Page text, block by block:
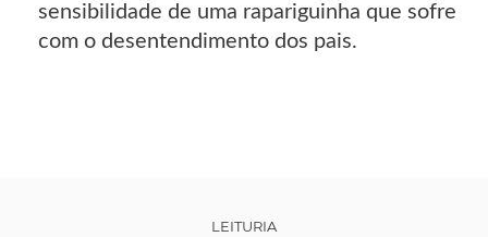
sensibilidade de uma rapariguinha que sofre
com o desentendimento dos pais.
LEITURIA